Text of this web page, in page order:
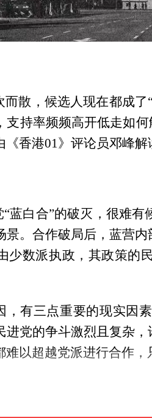
而散，候选人现在都成
持率频频高开低走如
香港01》评论员邓峰
蓝白合”的破灭，很难
景。合作破局后，蓝营
少数派执政，其政策的
，有三点重要的现实因
进党的争斗激烈且复杂
以超越党派进行合作，
多数派领袖执政就万事